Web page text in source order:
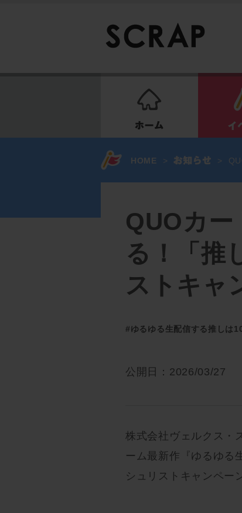
HOME > >
QUOカー
る！「推
ストキャ
#ゆるゆる生配信する推しは
公開日：2026/03/27
株式会社ヴェルクス・
ーム最新作『ゆるゆる
シュリストキャンペー